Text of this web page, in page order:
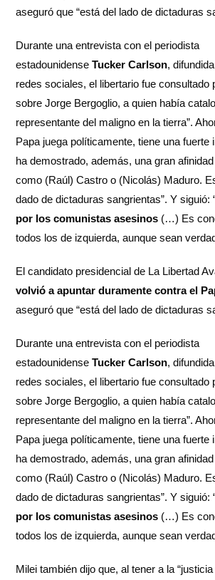
aseguró que “está del lado de dictaduras
Durante una entrevista con el periodista
estadounidenseTucker Carlson,
redes sociales, el libertario fue consultado
sobre Jorge Bergoglio, a quien había
representante del maligno en la tierra”.
Papa juega políticamente, tiene una fuerte
ha demostrado, además, una gran
como (Raúl) Castro o (Nicolás) Maduro.
dado de dictaduras sangrientas”. Y siguió:
por los comunistas asesinos (…) Es
todos los de izquierda, aunque sean
El candidato presidencial de La Libertad
volvió a apuntar duramente contra el
aseguró que “está del lado de dictaduras
Durante una entrevista con el periodista
estadounidenseTucker Carlson,
redes sociales, el libertario fue consultado
sobre Jorge Bergoglio, a quien había
representante del maligno en la tierra”.
Papa juega políticamente, tiene una fuerte
ha demostrado, además, una gran
como (Raúl) Castro o (Nicolás) Maduro.
dado de dictaduras sangrientas”. Y siguió:
por los comunistas asesinos (…) Es
todos los de izquierda, aunque sean
Milei también dijo que, al tener a la